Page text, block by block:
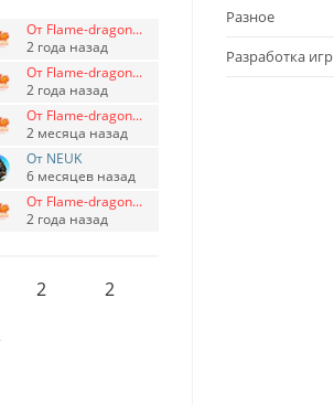
От Flame-dragon...
2 года назад
От Flame-dragon...
2 года назад
От Flame-dragon...
2 месяца назад
От NEUK
6 месяцев назад
От Flame-dragon...
2 года назад
2 2
Разное
Разработка игр